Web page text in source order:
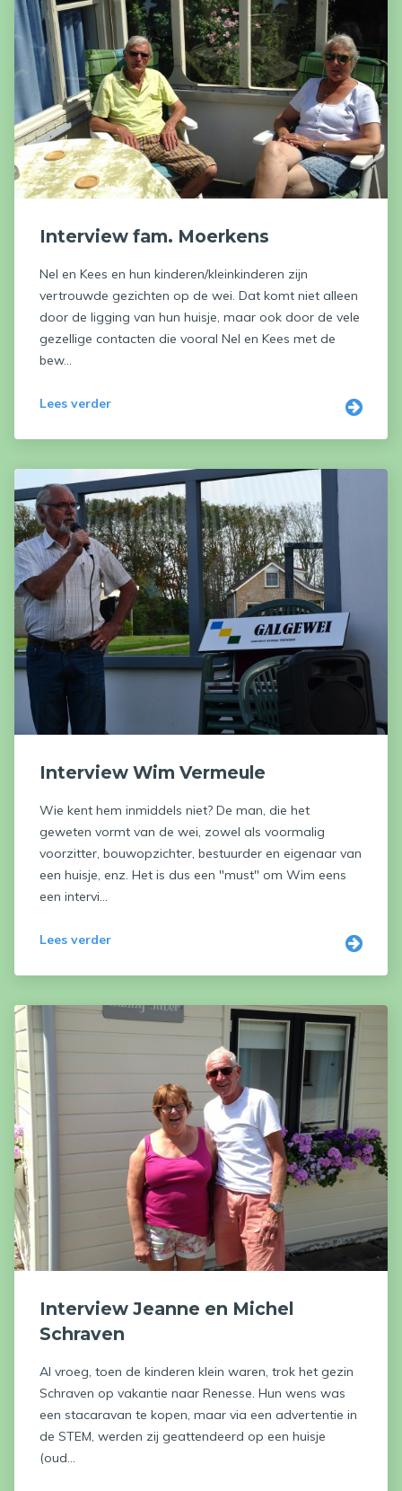
Interview fam. Moerkens
Nel en Kees en hun kinderen/kleinkinderen zijn
vertrouwde gezichten op de wei. Dat komt niet alleen
door de ligging van hun huisje, maar ook door de vele
gezellige contacten die vooral Nel en Kees met de
bew...
Lees verder
Interview Wim Vermeule
Wie kent hem inmiddels niet? De man, die het
geweten vormt van de wei, zowel als voormalig
voorzitter, bouwopzichter, bestuurder en eigenaar van
een huisje, enz. Het is dus een "must" om Wim eens
een intervi...
Lees verder
Interview Jeanne en Michel
Schraven
Al vroeg, toen de kinderen klein waren, trok het gezin
Schraven op vakantie naar Renesse. Hun wens was
een stacaravan te kopen, maar via een advertentie in
de STEM, werden zij geattendeerd op een huisje
(oud...